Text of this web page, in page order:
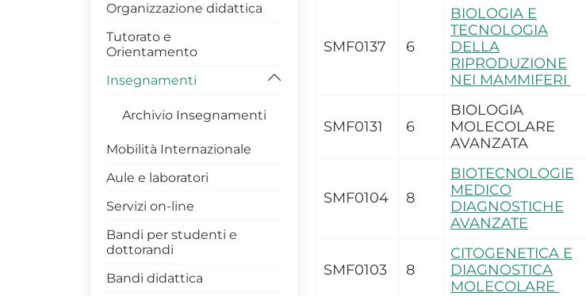
SMF0137 6
BIOLOGIA E
TECNOLOGIA
DELLA
RIPRODUZIONE
NEI MAMMIFERI
SMF0131 6
BIOLOGIA
MOLECOLARE
AVANZATA
SMF0104 8
BIOTECNOLOGIE
MEDICO
DIAGNOSTICHE
AVANZATE
SMF0103 8
CITOGENETICA E
DIAGNOSTICA
MOLECOLARE
Master DIS
Organizzazione didattica
Tutorato e
Orientamento
Insegnamenti
Archivio Insegnamenti
Mobilità Internazionale
Aule e laboratori
Servizi on-line
Bandi per studenti e
dottorandi
Bandi didattica